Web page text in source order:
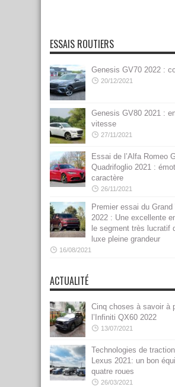
ESSAIS ROUTIERS
Genesis GV70 2022 :
20/12/2021
Genesis GV80 2021 :
vitesse
27/11/2021
Essai de l’Alfa Romeo
Quadrifoglio 2021 :
caractère
26/11/2021
Premier essai du Grand
2022 : Une excellente
le segment très lucratif
luxe pleine grandeur
16/08/2021
ACTUALITÉ
Cinq choses à savoir à
l’Infiniti QX60 2022
13/07/2021
Technologies de
Lexus 2021: un bon
quatre roues
26/03/2021